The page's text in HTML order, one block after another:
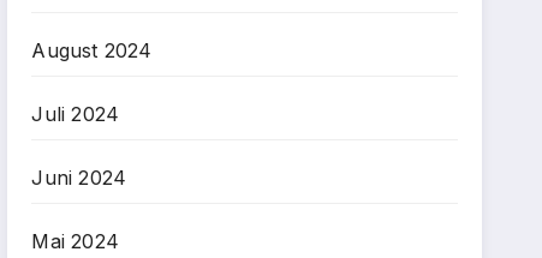
August 2024
Juli 2024
Juni 2024
Mai 2024